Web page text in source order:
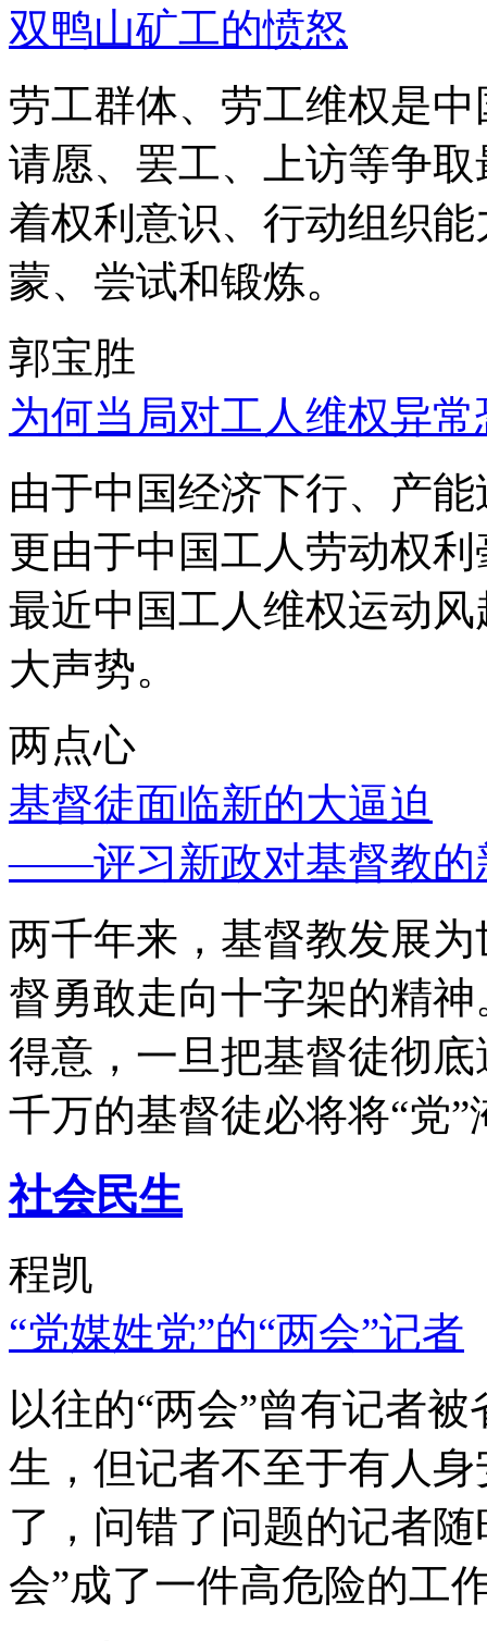
双鸭山矿工的愤怒
劳工群体、劳工维权是
请愿、罢工、上访等争
着权利意识、行动组织
蒙、尝试和锻炼。
郭宝胜
为何当局对工人维权异
由于中国经济下行、产
更由于中国工人劳动权
最近中国工人维权运动
大声势。
两点心
基督徒面临新的大逼迫
——评习新政对基督教的
两千年来，基督教发展
督勇敢走向十字架的精
得意，一旦把基督徒彻
千万的基督徒必将将“党”
社会民生
程凯
“党媒姓党”的“两会”记者
以往的“两会”曾有记者
生，但记者不至于有人
了，问错了问题的记者
会”成了一件高危险的工